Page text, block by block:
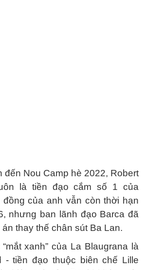
đến Nou Camp hè 2022, Robert
là tiền đạo cắm số 1 của
đồng của anh vẫn còn thời hạn
nhưng ban lãnh đạo Barca đã
thay thế chân sút Ba Lan.
xanh” của La Blaugrana là
- tiền đạo thuộc biên chế Lille